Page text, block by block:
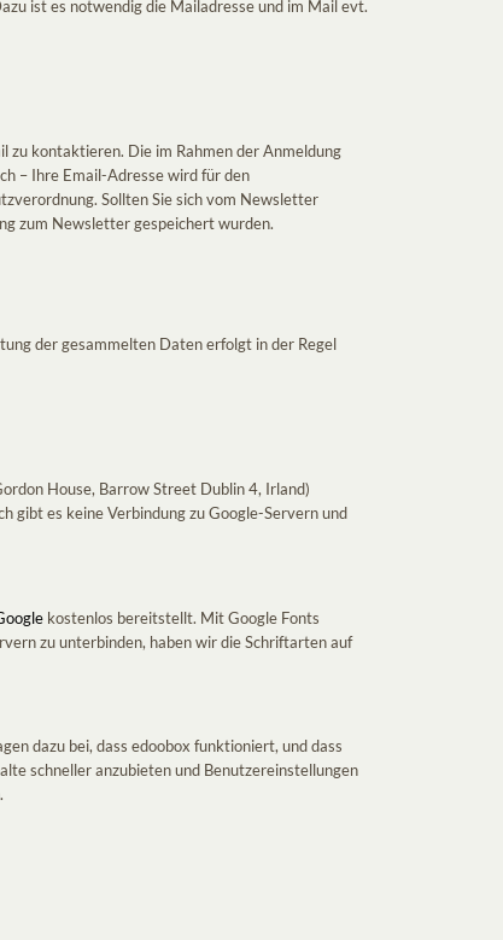
ist es notwendig die Mailadresse und im Mail evt.
zu kontaktieren. Die im Rahmen der Anmeldung
– Ihre Email-Adresse wird für den
Sollten Sie sich vom Newsletter
zum Newsletter gespeichert wurden.
der gesammelten Daten erfolgt in der Regel
House, Barrow Street Dublin 4, Irland)
gibt es keine Verbindung zu Google-Servern und
kostenlos bereitstellt. Mit Google Fonts
zu unterbinden, haben wir die Schriftarten auf
dazu bei, dass edoobox funktioniert, und dass
schneller anzubieten und Benutzereinstellungen